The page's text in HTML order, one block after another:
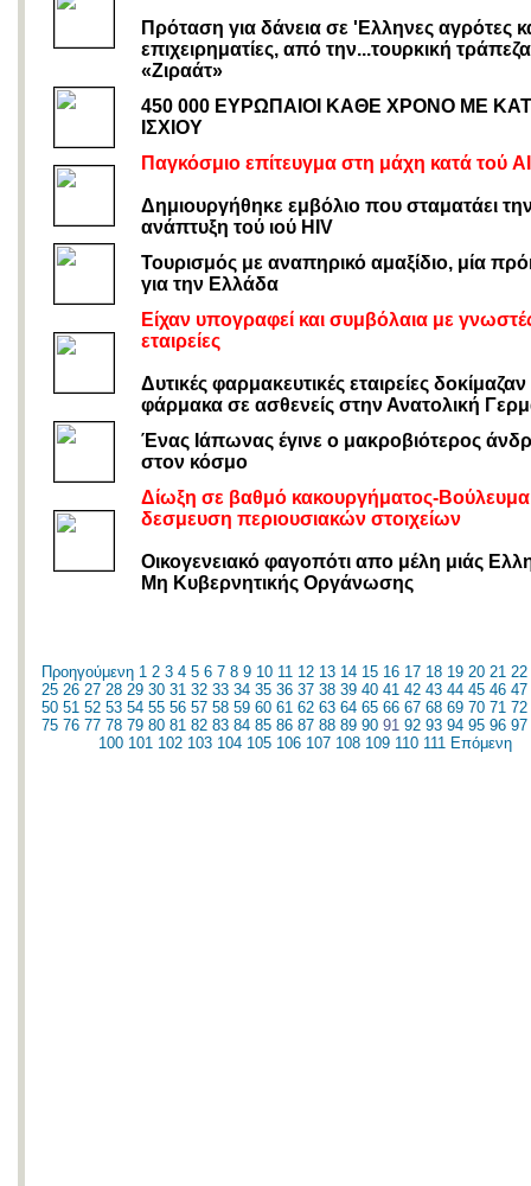
Πρόταση για δάνεια σε 'Ελληνες αγρότες
επιχειρηματίες, από την...τουρκική τράπεζα
«Ζιραάτ»
450 000 ΕΥΡΩΠΑΙΟΙ ΚΑΘΕ ΧΡΟΝΟ ΜΕ
ΙΣΧΙΟΥ
Παγκόσμιο επίτευγμα στη μάχη κατά τού
Δημιουργήθηκε εμβόλιο που σταματάει
ανάπτυξη τού ιού HIV
Τουρισμός με αναπηρικό αμαξίδιο, μία
για την Ελλάδα
Είχαν υπογραφεί και συμβόλαια με
εταιρείες
Δυτικές φαρμακευτικές εταιρείες δοκίμαζαν
φάρμακα σε ασθενείς στην Ανατολική
Ένας Ιάπωνας έγινε ο μακροβιότερος
στον κόσμο
Δίωξη σε βαθμό κακουργήματος-Βούλευμα
δεσμευση περιουσιακών στοιχείων
Οικογενειακό φαγοπότι απο μέλη μιάς
Μη Κυβερνητικής Οργάνωσης
Προηγούμενη 1 2 3 4 5 6 7 8 9 10 11 12 13 14 15 16 17 18 19 20 21 22
25 26 27 28 29 30 31 32 33 34 35 36 37 38 39 40 41 42 43 44 45 46 47
50 51 52 53 54 55 56 57 58 59 60 61 62 63 64 65 66 67 68 69 70 71 72
75 76 77 78 79 80 81 82 83 84 85 86 87 88 89 90 91 92 93 94 95 96 97
100 101 102 103 104 105 106 107 108 109 110 111 Επόμενη